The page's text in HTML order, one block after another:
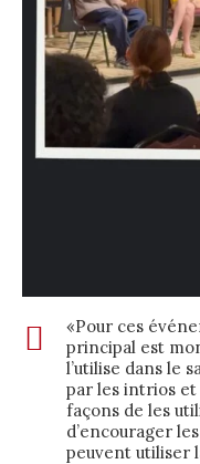
«Pour ces
principal est
l’utilise dans le
par les intrios
façons de les
d’encourager
peuvent utiliser